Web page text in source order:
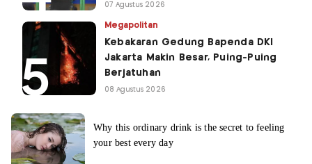
07 Agustus 2026
Megapolitan
Kebakaran Gedung Bapenda DKI
Jakarta Makin Besar, Puing-Puing
Berjatuhan
08 Agustus 2026